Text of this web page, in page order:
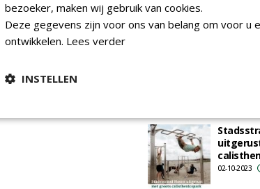
Nieuw
02-10-2023
bezoeker, maken wij gebruik van cookies.
Deze gegevens zijn voor ons van belang om voor
ontwikkelen. Lees verder
INSTELLEN